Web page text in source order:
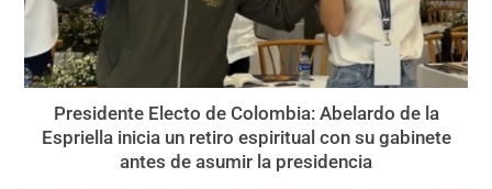
Presidente Electo de Colombia: Abelardo de la
Espriella inicia un retiro espiritual con su gabinete
antes de asumir la presidencia